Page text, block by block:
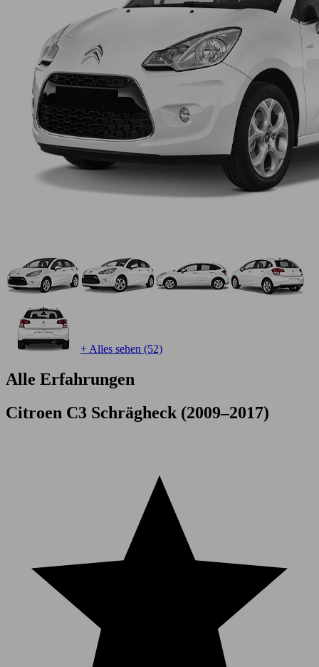
+ Alles sehen (52)
Alle Erfahrungen
Citroen C3 Schrägheck (2009–2017)